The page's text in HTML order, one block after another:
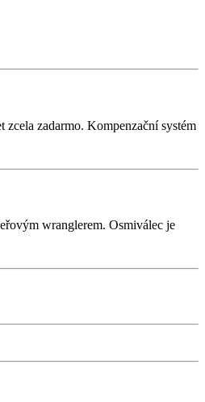
zadarmo. Kompenzační systém
wranglerem. Osmiválec je